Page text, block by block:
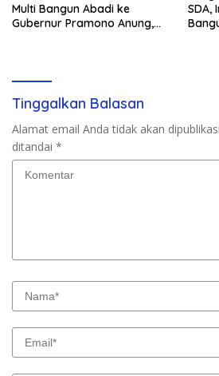
Multi Bangun Abadi ke
Gubernur Pramono Anung,
SDA,
Tinggalkan Balasan
Alamat email Anda tidak akan
ditandai *